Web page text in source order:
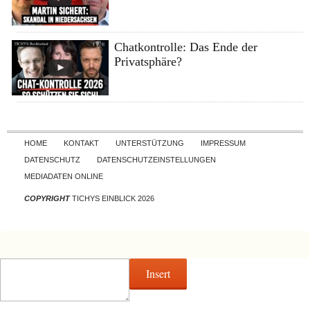
Chatkontrolle: Das Ende der
Privatsphäre?
Skip to content
HOME KONTAKT UNTERSTÜTZUNG
IMPRESSUM
DATENSCHUTZ
DATENSCHUTZEINSTELLUNGEN
MEDIADATEN ONLINE
COPYRIGHTTICHYS EINBLICK 2026
Insert